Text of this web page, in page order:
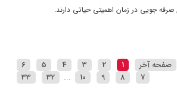
صرفه جویی در زمان اهمیتی حیاتی دارند.
صفحه آخر 1
2
3
4
5
6
7
8
9
10
...
32
33